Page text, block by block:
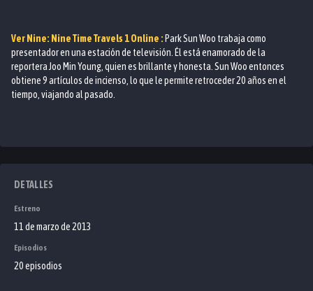
Ver Nine: Nine Time Travels 1Online : Park Sun Woo trabaja como
presentador en una estación de televisión. Él está enamorado de la
reportera Joo Min Young, quien es brillante y honesta. Sun Woo entonces
obtiene 9 artículos de incienso, lo que le permite retroceder 20 años en el
tiempo, viajando al pasado.
DETALLES
Estreno
11 de marzo de 2013
Episodios
20 episodios